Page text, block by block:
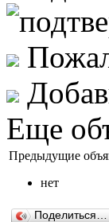
Еще
Предыдущие
нет
Поделиться…